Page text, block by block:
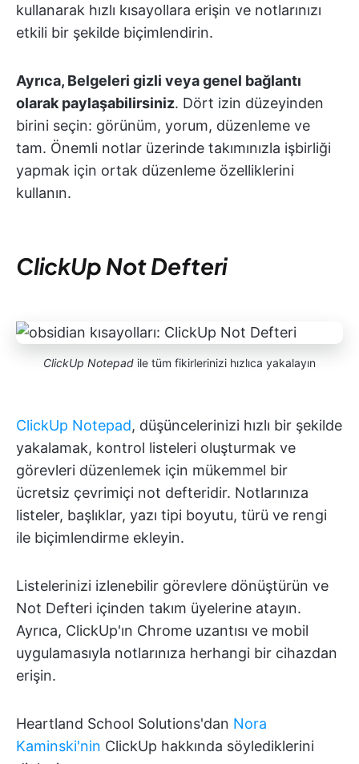
kullanarak hızlı kısayollara erişin ve notlarınızı
etkili bir şekilde biçimlendirin.
Ayrıca, Belgeleri gizli veya genel bağlantı
olarak paylaşabilirsiniz. Dört izin düzeyinden
birini seçin: görünüm, yorum, düzenleme ve
tam. Önemli notlar üzerinde takımınızla işbirliği
yapmak için ortak düzenleme özelliklerini
kullanın.
ClickUp Not Defteri
ClickUp Notepad ile tüm fikirlerinizi hızlıca yakalayın
ClickUp Notepad, düşüncelerinizi hızlı bir şekilde
yakalamak, kontrol listeleri oluşturmak ve
görevleri düzenlemek için mükemmel bir
ücretsiz çevrimiçi not defteridir. Notlarınıza
listeler, başlıklar, yazı tipi boyutu, türü ve rengi
ile biçimlendirme ekleyin.
Listelerinizi izlenebilir görevlere dönüştürün ve
Not Defteri içinden takım üyelerine atayın.
Ayrıca, ClickUp'ın Chrome uzantısı ve mobil
uygulamasıyla notlarınıza herhangi bir cihazdan
erişin.
Heartland School Solutions'dan Nora
Kaminski'nin ClickUp hakkında söylediklerini